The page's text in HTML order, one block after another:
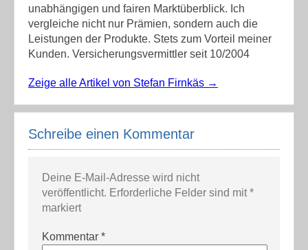
unabhängigen und fairen Marktüberblick. Ich
vergleiche nicht nur Prämien, sondern auch die
Leistungen der Produkte. Stets zum Vorteil meiner
Kunden. Versicherungsvermittler seit 10/2004
Zeige alle Artikel von Stefan Firnkäs →
Schreibe einen Kommentar
Deine E-Mail-Adresse wird nicht
veröffentlicht. Erforderliche Felder sind mit*
markiert
Kommentar *